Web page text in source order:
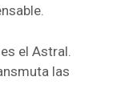
el Astral.
las